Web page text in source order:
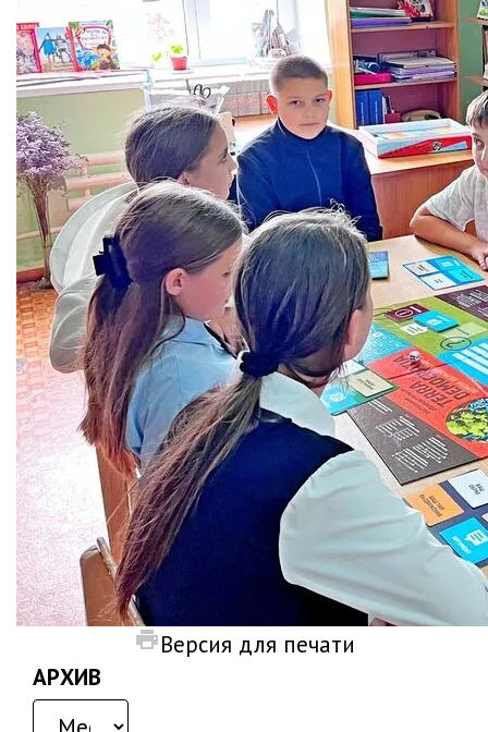
Версия для печати
АРХИВ